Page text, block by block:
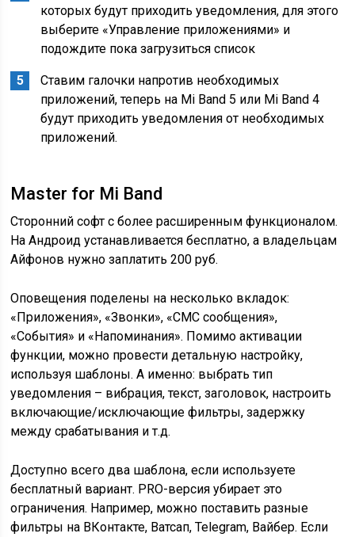
которых будут приходить уведомления, для этого
выберите «Управление приложениями» и
подождите пока загрузиться список
Ставим галочки напротив необходимых
приложений, теперь на Mi Band 5 или Mi Band 4
будут приходить уведомления от необходимых
приложений.
Master for Mi Band
Сторонний софт с более расширенным функционалом.
На Андроид устанавливается бесплатно, а владельцам
Айфонов нужно заплатить 200 руб.
Оповещения поделены на несколько вкладок:
«Приложения», «Звонки», «СМС сообщения»,
«События» и «Напоминания». Помимо активации
функции, можно провести детальную настройку,
используя шаблоны. А именно: выбрать тип
уведомления – вибрация, текст, заголовок, настроить
включающие/исключающие фильтры, задержку
между срабатывания и т.д.
Доступно всего два шаблона, если используете
бесплатный вариант. PRO-версия убирает это
ограничения. Например, можно поставить разные
фильтры на ВКонтакте, Ватсап, Telegram, Вайбер. Если